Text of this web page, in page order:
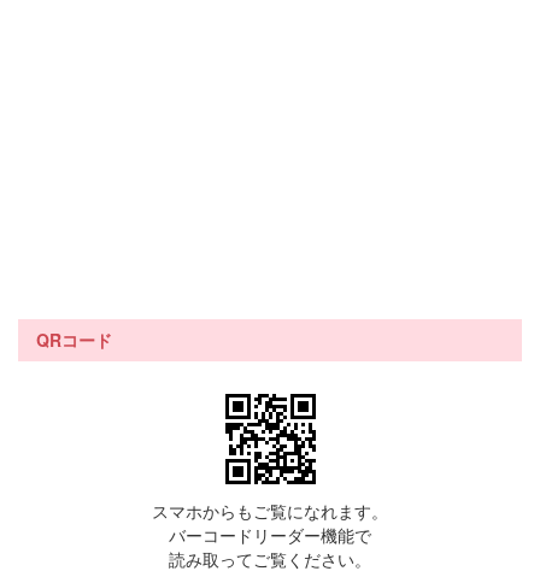
QRコード
スマホからもご覧になれます。
バーコードリーダー機能で
読み取ってご覧ください。